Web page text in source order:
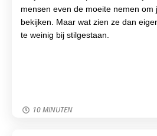
mensen even de moeite nemen om
bekijken. Maar wat zien ze dan
te weinig bij stilgestaan.
10 MINUTEN